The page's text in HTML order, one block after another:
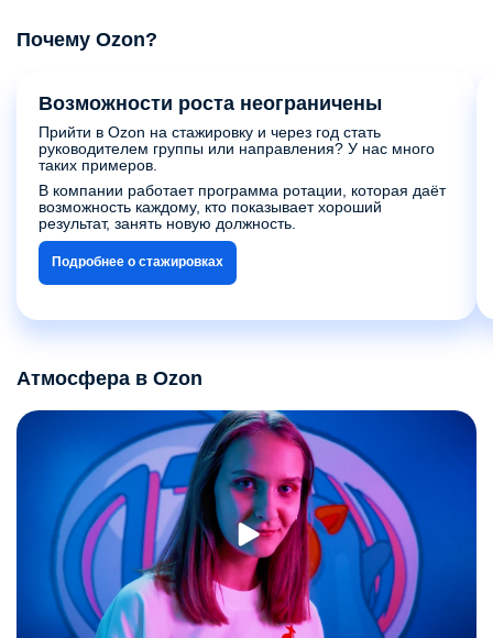
Почему Ozon?
Возможности роста неограничены
Прийти в Ozon на стажировку и через год стать
руководителем группы или направления? У нас много
таких примеров.
В компании работает программа ротации, которая даёт
возможность каждому, кто показывает хороший
результат, занять новую должность.
Подробнее о стажировках
Атмосфера в Ozon